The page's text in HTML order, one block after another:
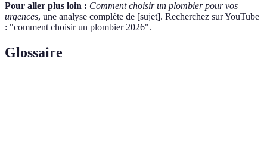
Pour aller plus loin : Comment choisir un plombier pour vos
urgences, une analyse complète de [sujet]. Recherchez sur YouTube
: "comment choisir un plombier 2026".
Glossaire